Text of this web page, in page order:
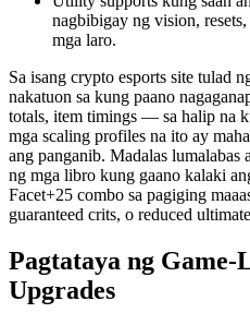
nagbibigay ng vision,
mga laro.
Sa isang crypto esports site tulad
nakatuon sa kung paano
totals, item timings — sa halip na
mga scaling profiles na ito ay
ang panganib. Madalas lumalabas
ng mga libro kung gaano kalaki
Facet+25 combo sa pagiging
guaranteed crits, o reduced
Pagtataya ng Game-
Upgrades